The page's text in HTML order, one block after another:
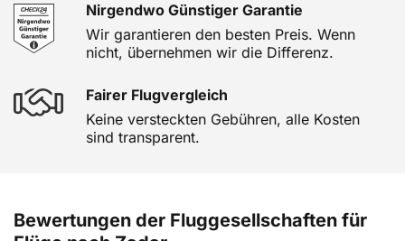
Nirgendwo Günstiger Garantie
Wir garantieren den besten Preis. Wenn
nicht, übernehmen wir die Differenz.
Fairer Flugvergleich
Keine versteckten Gebühren, alle Kosten
sind transparent.
Bewertungen der Fluggesellschaften für